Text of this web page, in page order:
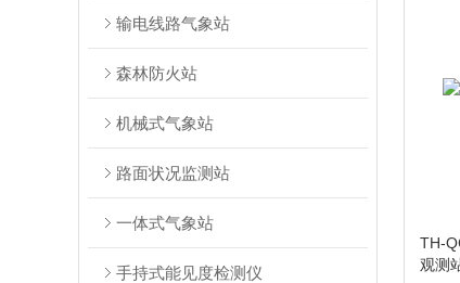
输电线路气象站
森林防火站
机械式气象站
路面状况监测站
一体式气象站
手持式能见度检测仪
TH-
观测